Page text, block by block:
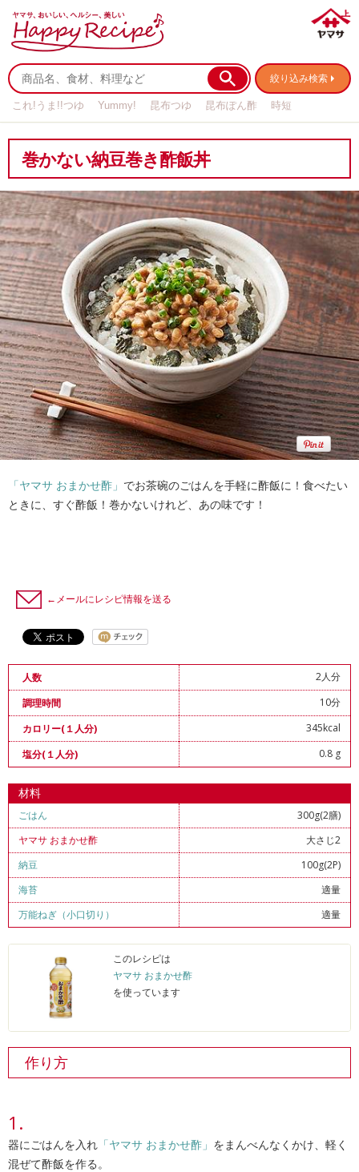
絞り込み検索
これ!うま!!つゆ Yummy! 昆布つゆ 昆布ぽん酢
時短
巻かない納豆巻き酢飯丼
「ヤマサ おまかせ酢」 でお茶碗のごはんを手軽に酢飯に！食べたい
ときに、すぐ酢飯！巻かないけれど、あの味です！
←メールにレシピ情報を送る
人数
2人分
調理時間
10分
カロリー(１人分)
345kcal
塩分(１人分)
0.8 g
材料
ごはん
300g(2膳)
ヤマサ おまかせ酢
大さじ2
納豆
100g(2P)
海苔
適量
万能ねぎ（小口切り）
適量
このレシピは
ヤマサ おまかせ酢
を使っています
作り方
器にごはんを入れ 「ヤマサ おまかせ酢」 をまんべんなくかけ、軽く
混ぜて酢飯を作る。